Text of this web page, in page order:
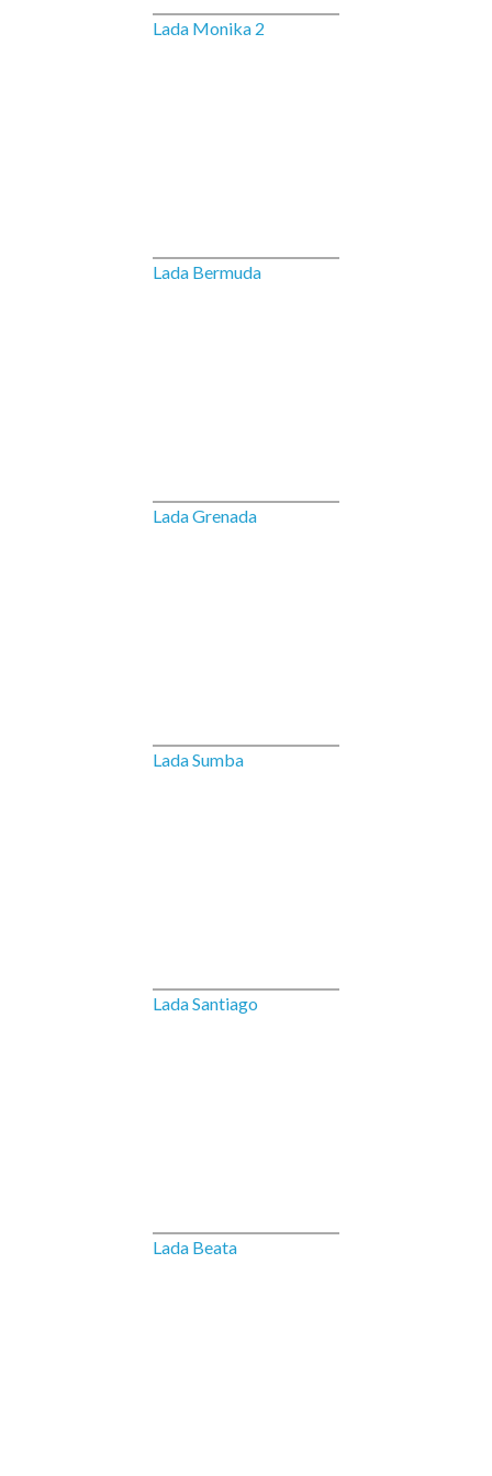
Lada Monika 2
Lada Bermuda
Lada Grenada
Lada Sumba
Lada Santiago
Lada Beata